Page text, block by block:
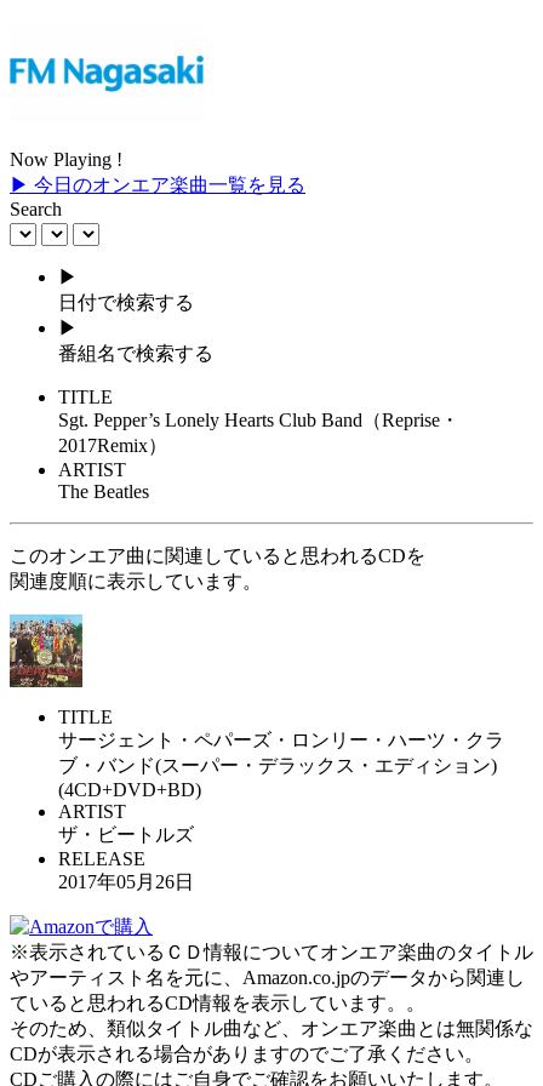
Now Playing !
▶ 今日のオンエア楽曲一覧を見る
Search
▶
日付で検索する
▶
番組名で検索する
TITLE
Sgt. Pepper’s Lonely Hearts Club Band（Reprise・
2017Remix）
ARTIST
The Beatles
このオンエア曲に関連していると思われるCDを
関連度順に表示しています。
TITLE
サージェント・ペパーズ・ロンリー・ハーツ・クラ
ブ・バンド(スーパー・デラックス・エディション)
(4CD+DVD+BD)
ARTIST
ザ・ビートルズ
RELEASE
2017年05月26日
※表示されているＣＤ情報についてオンエア楽曲のタイトル
やアーティスト名を元に、Amazon.co.jpのデータから関連し
ていると思われるCD情報を表示しています。。
そのため、類似タイトル曲など、オンエア楽曲とは無関係な
CDが表示される場合がありますのでご了承ください。
CDご購入の際にはご自身でご確認をお願いいたします。